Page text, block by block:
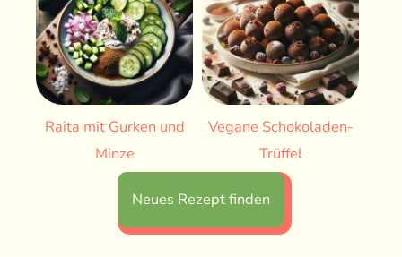
Raita mit Gurken und
Minze
Vegane Schokoladen-
Trüffel
Neues Rezept finden